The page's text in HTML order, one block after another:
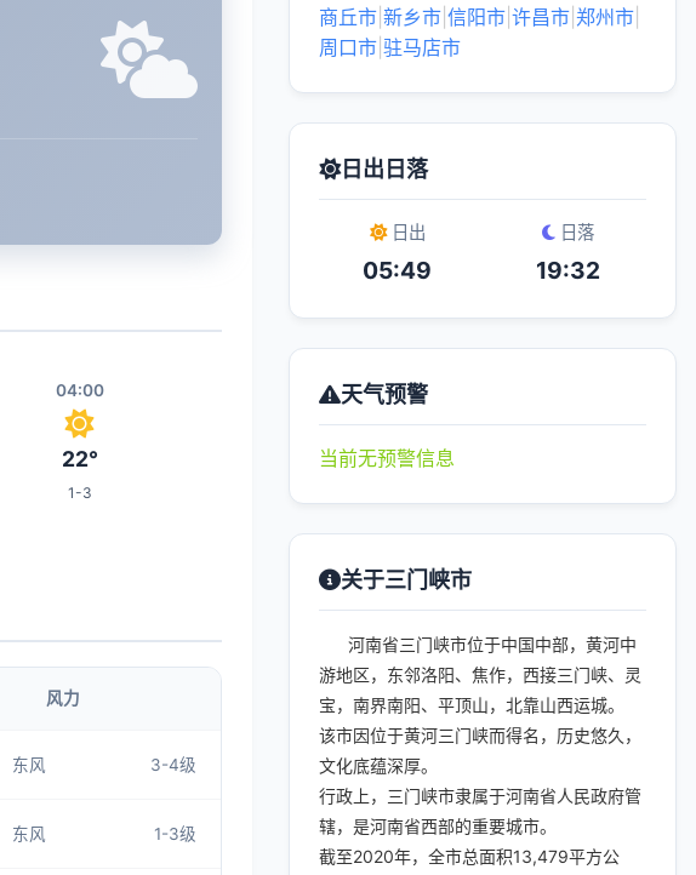
04:00
22°
1-3
1-3
风力
东风 3-4级
东风 1-3级
商丘市 新乡市 信阳市 许昌市 郑州市
周口市 驻马店市
日出日落
日出
05:49
日落
19:32
天气预警
当前无预警信息
关于三门峡市
河南省三门峡市位于中国中部，黄河中
游地区，东邻洛阳、焦作，西接三门峡、灵
宝，南界南阳、平顶山，北靠山西运城。
该市因位于黄河三门峡而得名，历史悠久，
文化底蕴深厚。
行政上，三门峡市隶属于河南省人民政府管
辖，是河南省西部的重要城市。
截至2020年，全市总面积13,479平方公